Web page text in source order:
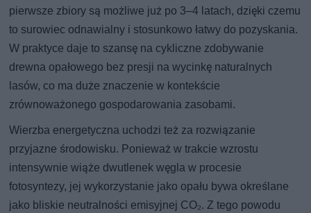
pierwsze zbiory są możliwe już po 3–4 latach, dzięki czemu
to surowiec odnawialny i stosunkowo łatwy do pozyskania.
W praktyce daje to szansę na cykliczne zdobywanie
drewna opałowego bez presji na wycinkę naturalnych
lasów, co ma duże znaczenie w kontekście
zrównoważonego gospodarowania zasobami.
Wierzba energetyczna uchodzi też za rozwiązanie
przyjazne środowisku. Ponieważ w trakcie wzrostu
intensywnie wiąże dwutlenek węgla w procesie
fotosyntezy, jej wykorzystanie jako opału bywa określane
jako bliskie neutralności emisyjnej CO₂. Z tego powodu